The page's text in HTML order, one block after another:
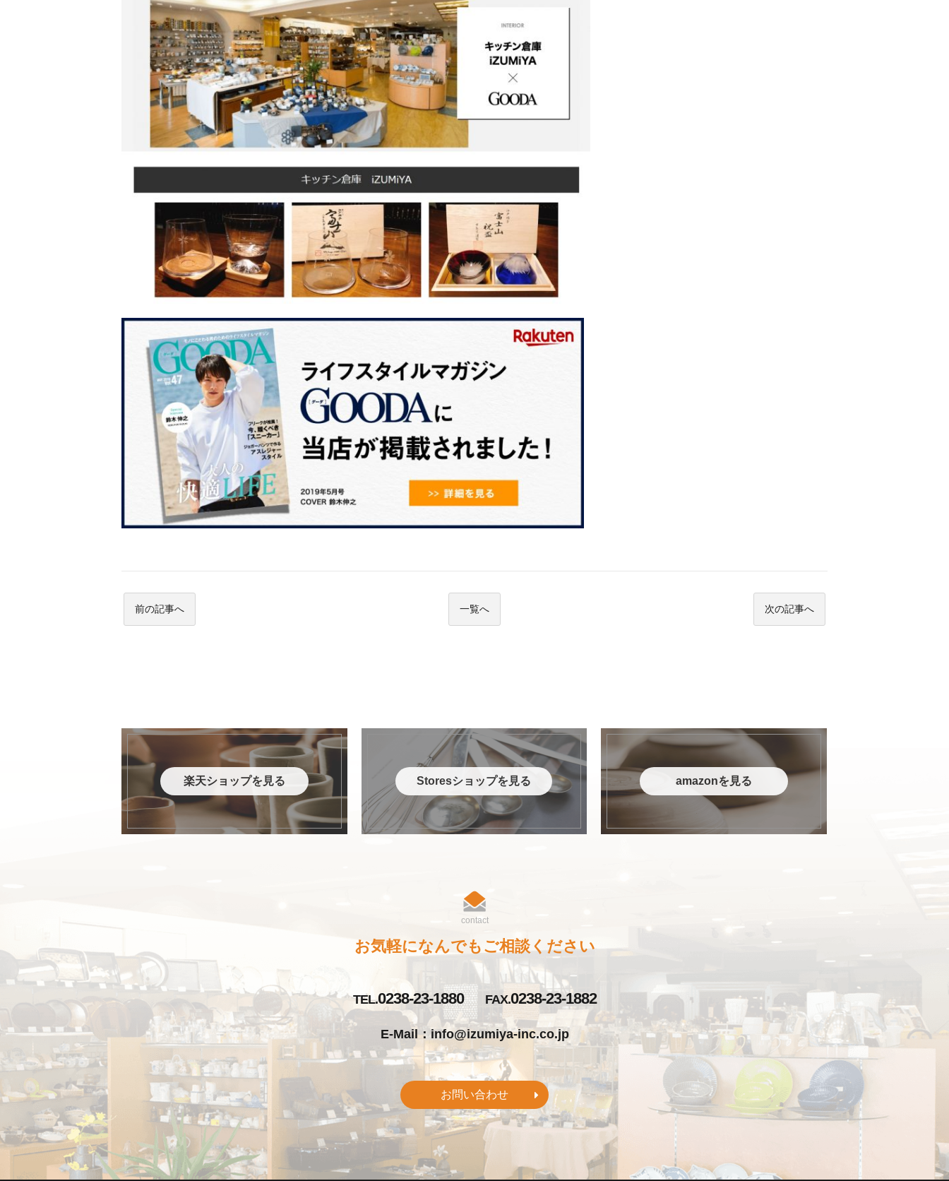
前の記事へ 一覧へ 次の記事へ
楽天ショップを見る Storesショップを見る amazonを見る
contact
お気軽になんでもご相談ください
TEL.0238-23-1880 FAX.0238-23-1882
E-Mail：info@izumiya-inc.co.jp
お問い合わせ